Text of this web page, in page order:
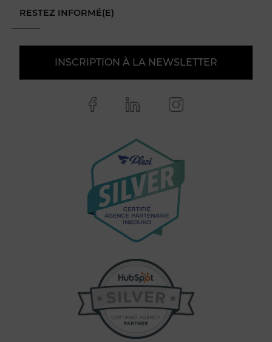
RESTEZ INFORMÉ(E)
INSCRIPTION À LA NEWSLETTER